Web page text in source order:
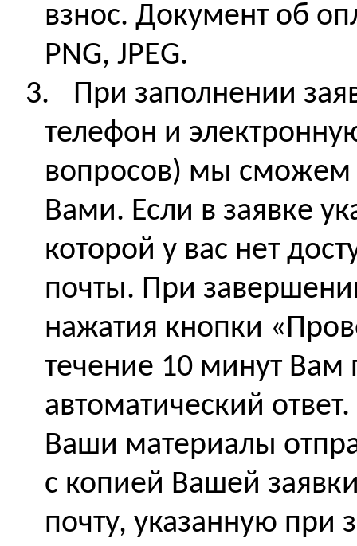
взнос. Документ об
PNG, JPEG.
3.
При заполнении
телефон и
вопросов) мы сможем
Вами. Если в заявке
которой у вас нет
почты. При
нажатия кнопки
течение 10 минут Вам
автоматический
Ваши материалы
с копией Вашей
почту, указанную при